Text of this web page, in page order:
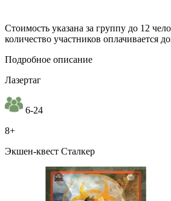
Стоимость указана за группу до 12
количество участников оплачивается
Подробное описание
Лазертаг
6-24
8+
Экшен-квест Сталкер